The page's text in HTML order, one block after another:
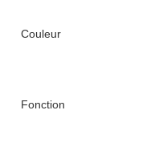
Couleur
Fonction